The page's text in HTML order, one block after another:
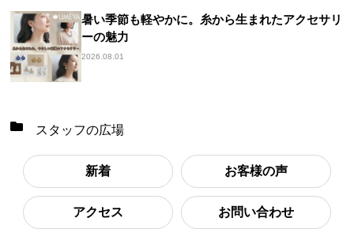
暑い季節も軽やかに。糸から生まれたアクセサリ
ーの魅力
2026.08.01
スタッフの広場
新着 お客様の声
アクセス お問い合わせ